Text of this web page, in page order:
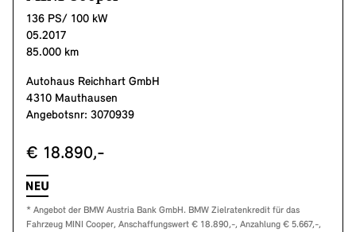
136 PS/ 100 kW
05.2017
85.000 km
Autohaus Reichhart GmbH
4310 Mauthausen
Angebotsnr: 3070939
€ 18.890,-
* Angebot der BMW Austria Bank GmbH. BMW Zielratenkredit für das
Fahrzeug MINI Cooper, Anschaffungswert € 18.890,-, Anzahlung € 5.667,-,